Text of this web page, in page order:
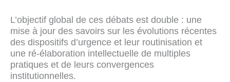
L’objectif global de ces débats est double : une
mise à jour des savoirs sur les évolutions récentes
des dispositifs d’urgence et leur routinisation et
une ré-élaboration intellectuelle de multiples
pratiques et de leurs convergences
institutionnelles.